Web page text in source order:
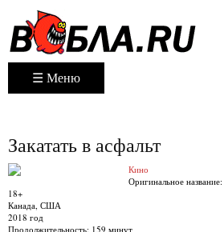
☰ Меню
Закатать в асфальт
Кино
Оригинальное название:
18+
Канада, США
2018 год
Продолжительность: 159 минут